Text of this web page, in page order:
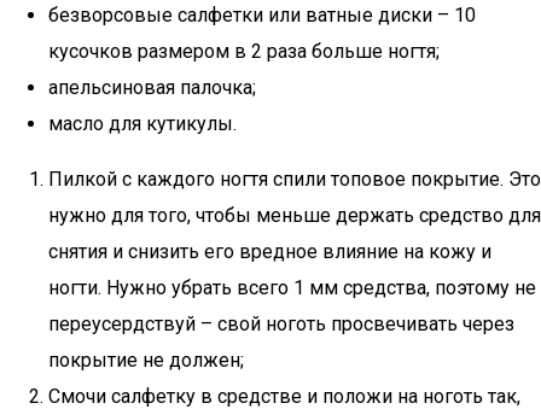
безворсовые салфетки или ватные диски – 10
кусочков размером в 2 раза больше ногтя;
апельсиновая палочка;
масло для кутикулы.
Пилкой с каждого ногтя спили топовое покрытие. Это
нужно для того, чтобы меньше держать средство для
снятия и снизить его вредное влияние на кожу и
ногти. Нужно убрать всего 1 мм средства, поэтому не
переусердствуй – свой ноготь просвечивать через
покрытие не должен;
Смочи салфетку в средстве и положи на ноготь так,